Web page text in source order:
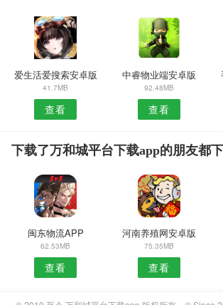
爱生活爱搜索安卓版
41.7MB
查看
中睿物业端安卓版
92.48MB
查看
下载了万和城平台下载app的朋友都
闽东物流APP
62.53MB
查看
河南养殖网安卓版
75.35MB
查看